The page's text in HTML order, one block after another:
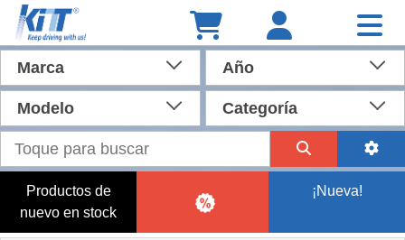
Marca Año
Modelo Categoría
Productos de
nuevo en stock
¡Nueva!